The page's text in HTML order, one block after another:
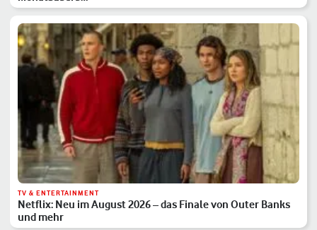
TV & ENTERTAINMENT
Netflix: Neu im August 2026 – das Finale von Outer Banks
und mehr